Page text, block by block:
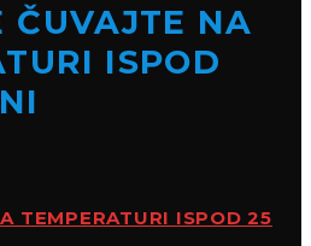
ČUVAJTE NA
ISPOD
TEMPERATURI ISPOD 25